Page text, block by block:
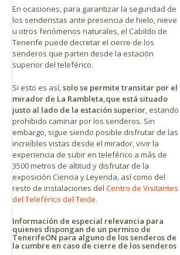
En ocasiones, para garantizar la seguridad de
los senderistas ante presencia de hielo, nieve
u otros fenómenos naturales, el Cabildo de
Tenerife puede decretar el cierre de los
senderos que parten desde la estación
superior del teleférico.
Si esto es así,solo se permite transitar por el
mirador de La Rambleta,que está situado
justo al lado de la estación superior, estando
prohibido caminar por los senderos. Sin
embargo, sigue siendo posible disfrutar de las
increíbles vistas desde el mirador, vivir la
experiencia de subir en teleférico a más de
3500 metros de altitud y disfrutar de la
exposición Ciencia y Leyenda, así como del
resto de instalaciones del Centro de Visitantes
del Teleférico del Teide.
Información de especial relevancia para
quienes dispongan de un permiso de
TenerifeON para alguno de los senderos de
la cumbre en caso de cierre de los senderos